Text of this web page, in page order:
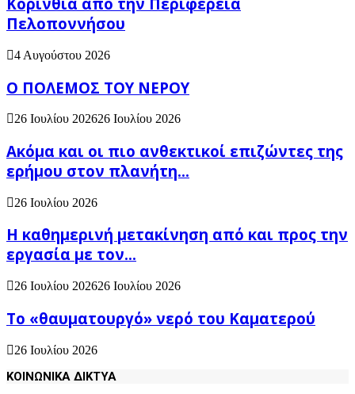
Πελοποννήσου
4 Αυγούστου 2026
Ο ΠΟΛΕΜΟΣ ΤΟΥ ΝΕΡΟΥ
26 Ιουλίου 202626 Ιουλίου 2026
Ακόμα και οι πιο ανθεκτικοί επιζώντες της
ερήμου στον πλανήτη...
26 Ιουλίου 2026
H καθημερινή μετακίνηση από και προς την
εργασία με τον...
26 Ιουλίου 202626 Ιουλίου 2026
Το «θαυματουργό» νερό του Καματερού
26 Ιουλίου 2026
ΚΟΙΝΩΝΙΚΑ ΔΙΚΤΥΑ